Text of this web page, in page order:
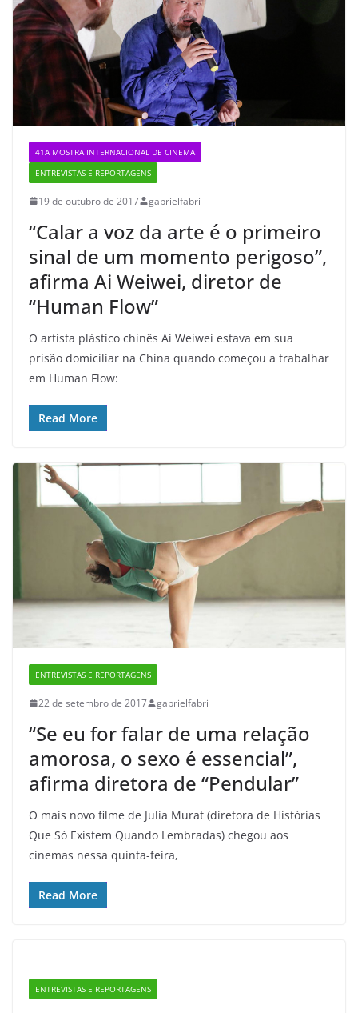
41A MOSTRA INTERNACIONAL DE CINEMA
ENTREVISTAS E REPORTAGENS
19 de outubro de 2017 gabrielfabri
“Calar a voz da arte é o primeiro
sinal de um momento perigoso”,
afirma Ai Weiwei, diretor de
“Human Flow”
O artista plástico chinês Ai Weiwei estava em sua
prisão domiciliar na China quando começou a trabalhar
em Human Flow:
Read More
ENTREVISTAS E REPORTAGENS
22 de setembro de 2017 gabrielfabri
“Se eu for falar de uma relação
amorosa, o sexo é essencial”,
afirma diretora de “Pendular”
O mais novo filme de Julia Murat (diretora de Histórias
Que Só Existem Quando Lembradas) chegou aos
cinemas nessa quinta-feira,
Read More
ENTREVISTAS E REPORTAGENS